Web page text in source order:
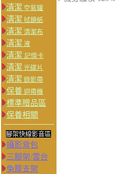
清潔 空氣罐
清潔 拭鏡紙
清潔 清潔布
清潔 液
清潔 記憶卡
清潔 光碟片
清潔 錄影帶
保養 迴帶機
標準贈品區
保養相關
腳架快線影音區
攝影背包
三腳架/雲台
兔籠支架